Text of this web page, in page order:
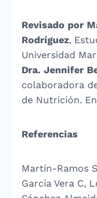
Revisado por
Rodríguez,
Universidad
Dra. Jennifer
colaboradora
de Nutrición.
Referencias
Martín-Ramos
García Vera C,